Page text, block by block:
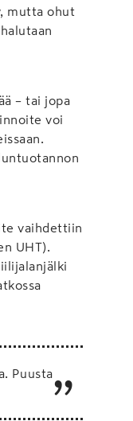
mutta ohut
– tai jopa
voi
vaihdettiin
UHT).
Puusta